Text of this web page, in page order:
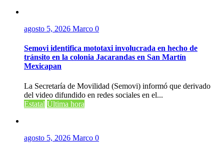
agosto 5, 2026 Marco 0
Semovi identifica mototaxi involucrada en hecho de
tránsito en la colonia Jacarandas en San Martín
Mexicapan
La Secretaría de Movilidad (Semovi) informó que derivado
del video difundido en redes sociales en el...
Estatal Última hora
agosto 5, 2026 Marco 0